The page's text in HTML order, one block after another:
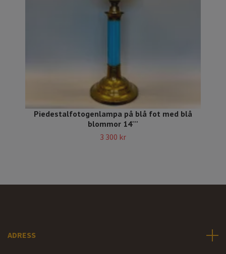
Piedestalfotogenlampa på blå fot med blå
blommor 14'''
3 300 kr
ADRESS